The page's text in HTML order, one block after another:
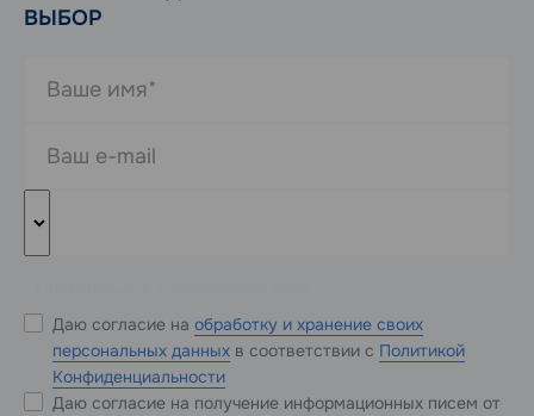
ВЫБОР
Даю согласие на обработку и хранение своих
персональных данных в соответствии с Политикой
Конфиденциальности
Даю согласие на получение информационных писем от